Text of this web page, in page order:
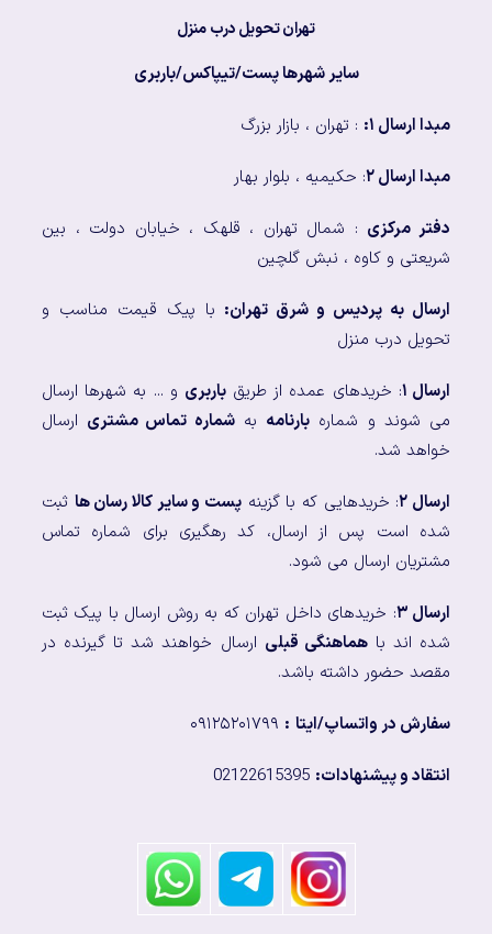
تهران تحویل درب منزل
سایر شهرها پست/تیپاکس/باربری
مبدا ارسال ۱: : تهران ، بازار بزرگ
مبدا ارسال ۲ : حکیمیه ، بلوار بهار
دفتر مرکزی : شمال تهران ، قلهک ، خیابان دولت ، بین
شریعتی و کاوه ، نبش گلچین
ارسال به پردیس و شرق تهران: با پیک قیمت مناسب و
تحویل درب منزل
ارسال ۱ : خریدهای عمده از طریقباربری و ... به شهرها ارسال
می شوند و شماره بارنامه بهشماره تماس مشتری ارسال
خواهد شد.
ارسال ۲ : خریدهایی که با گزینه پست و سایر کالا رسان ها ثبت
شده است پس از ارسال، کد رهگیری برای شماره تماس
مشتریان ارسال می شود.
ارسال ۳
: خریدهای داخل تهران که به روش ارسال با پیک ثبت
شده اند باهماهنگی قبلی ارسال خواهند شد تا گیرنده در
مقصد حضور داشته باشد.
سفارش در واتساپ/ایتا :
انتقاد و پیشنهادات: